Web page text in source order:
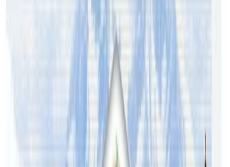
Subclass 500 – Student visa
Subclass 580 – Student Guardian visa (closed to new
Subclass 590 – Student Guardian visa
Subclass 785 – Temporary Protection visa
Subclass 790 – Safe Haven Enterprise visa
Subclass 870 – Sponsored Parent (Temporary) visa
Subclass 988 – Maritime Crew visa
Source- Department of home affairs